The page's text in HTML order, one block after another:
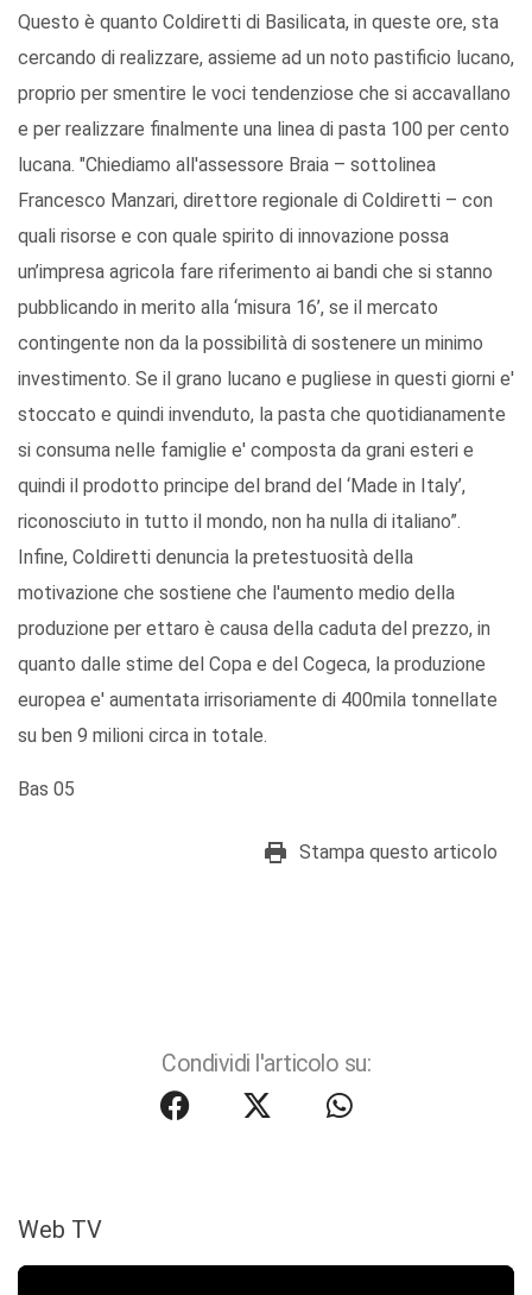
Questo è quanto Coldiretti di Basilicata, in queste ore, sta
cercando di realizzare, assieme ad un noto pastificio lucano,
proprio per smentire le voci tendenziose che si accavallano
e per realizzare finalmente una linea di pasta 100 per cento
lucana. "Chiediamo all'assessore Braia – sottolinea
Francesco Manzari, direttore regionale di Coldiretti – con
quali risorse e con quale spirito di innovazione possa
un’impresa agricola fare riferimento ai bandi che si stanno
pubblicando in merito alla ‘misura 16’, se il mercato
contingente non da la possibilità di sostenere un minimo
investimento. Se il grano lucano e pugliese in questi giorni e'
stoccato e quindi invenduto, la pasta che quotidianamente
si consuma nelle famiglie e' composta da grani esteri e
quindi il prodotto principe del brand del ‘Made in Italy’,
riconosciuto in tutto il mondo, non ha nulla di italiano”.
Infine, Coldiretti denuncia la pretestuosità della
motivazione che sostiene che l'aumento medio della
produzione per ettaro è causa della caduta del prezzo, in
quanto dalle stime del Copa e del Cogeca, la produzione
europea e' aumentata irrisoriamente di 400mila tonnellate
su ben 9 milioni circa in totale.
Bas 05
Stampa questo articolo
Condividi l'articolo su:
Web TV